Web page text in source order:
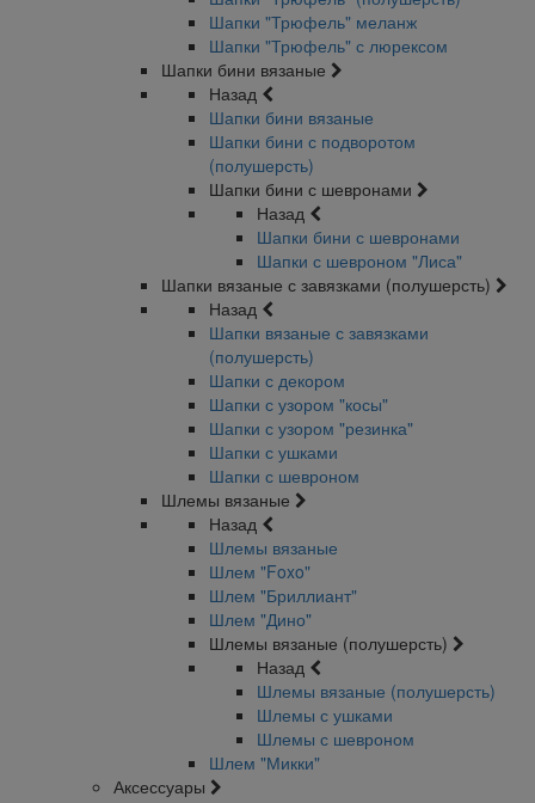
Шапки "Трюфель" меланж
Шапки "Трюфель" с люрексом
Шапки бини вязаные
Назад
Шапки бини вязаные
Шапки бини с подворотом
(полушерсть)
Шапки бини с шевронами
Назад
Шапки бини с шевронами
Шапки с шевроном "Лиса"
Шапки вязаные с завязками (полушерсть)
Назад
Шапки вязаные с завязками
(полушерсть)
Шапки с декором
Шапки с узором "косы"
Шапки с узором "резинка"
Шапки с ушками
Шапки с шевроном
Шлемы вязаные
Назад
Шлемы вязаные
Шлем "Foxo"
Шлем "Бриллиант"
Шлем "Дино"
Шлемы вязаные (полушерсть)
Назад
Шлемы вязаные (полушерсть)
Шлемы с ушками
Шлемы с шевроном
Шлем "Микки"
Аксессуары